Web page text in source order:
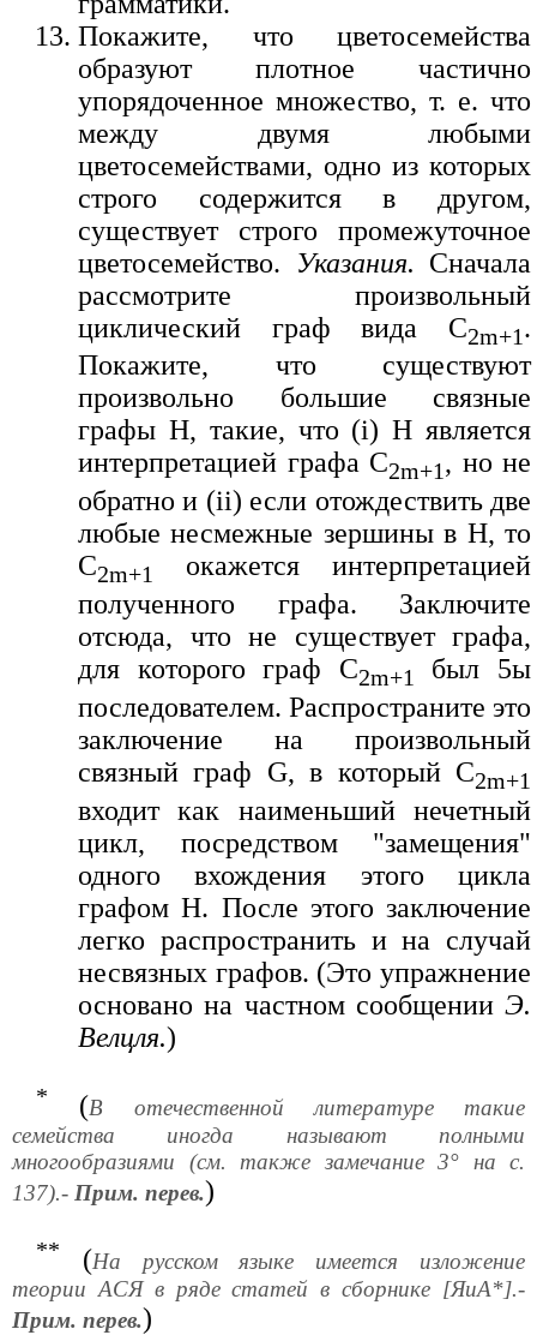
Покажите, что цветосемейства
образуют плотное частично
упорядоченное множество, т. е. что
между двумя любыми
цветосемействами, одно из которых
строго содержится в другом,
существует строго промежуточное
цветосемейство. Указания. Сначала
рассмотрите произвольный
циклический граф вида C2m+1.
Покажите, что существуют
произвольно большие связные
графы H, такие, что (i) H является
интерпретацией графа C2m+1, но не
обратно и (ii) если отождествить две
любые несмежные зершины в H, то
C2m+1
окажется интерпретацией
полученного графа. Заключите
отсюда, что не существует графа,
для которого граф C2m+1
был 5ы
последователем. Распространите это
заключение на произвольный
связный граф G, в который C2m+1
входит как наименьший нечетный
цикл, посредством "замещения"
одного вхождения этого цикла
графом H. После этого заключение
легко распространить и на случай
несвязных графов. (Это упражнение
основано на частном сообщении Э.
Велцля.)
* (В отечественной литературе такие
семейства иногда называют полными
многообразиями (см. также замечание 3° на с.
137).- Прим. перев.)
** (На русском языке имеется изложение
теории АСЯ в ряде статей в сборнике [ЯиА*].-
Прим. перев.)